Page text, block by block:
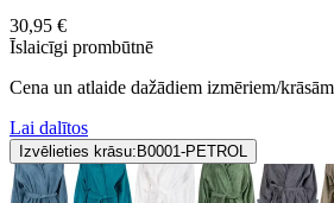
30,95 €
Īslaicīgi prombūtnē
Cena un atlaide dažādiem izmēriem/
Lai dalītos
Izvēlieties krāsu: B0001-PETROL